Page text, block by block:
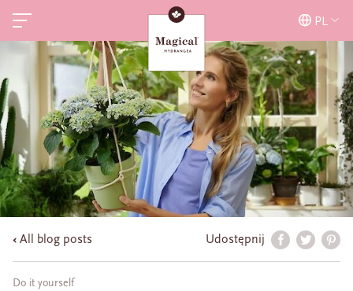
PL
All blog posts Udostępnij
Do it yourself